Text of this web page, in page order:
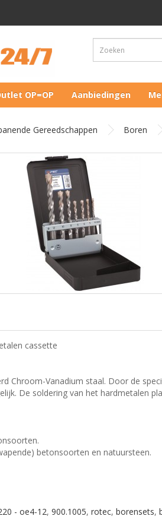
OP=OP Aanbiedingen
Gereedschappen Boren
cassette
Chroom-Vanadium staal. Door de
De soldering van het hardmetalen
betonsoorten en natuursteen.
- oe4-12, 900.1005, rotec, borensets,